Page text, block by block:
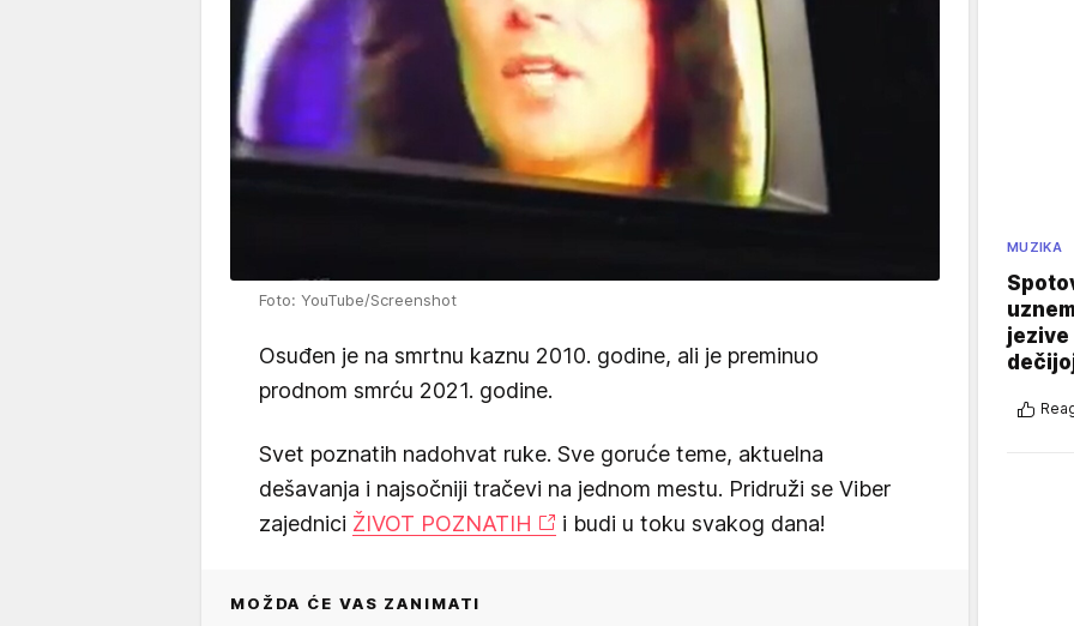
Foto: YouTube/Screenshot
Osuđen je na smrtnu kaznu 2010. godine, ali je preminuo
prodnom smrću 2021. godine.
Svet poznatih nadohvat ruke. Sve goruće teme, aktuelna
dešavanja i najsočniji tračevi na jednom mestu. Pridruži se Viber
zajednici ŽIVOT POZNATIH i budi u toku svakog dana!
MOŽDA ĆE VAS ZANIMATI
MUZIKA
jezive